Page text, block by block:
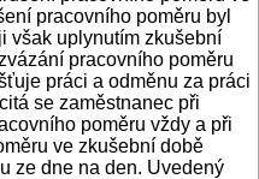
pracovního poměru byl
však uplynutím zkušební
pracovního poměru
práci a odměnu za práci
se zaměstnanec při
poměru vždy a při
ve zkušební době
ze dne na den. Uvedený